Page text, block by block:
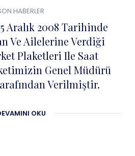
ŞUB
HABERLER
Aralık 2008 Tarihinde
Ve Ailelerine Verdiği
Plaketleri Ile Saat
Genel Müdürü
Verilmiştir.
OKU